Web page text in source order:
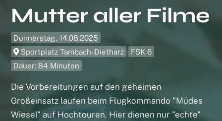
Mutter aller Filme
Donnerstag, 14.08.2025
Sportplatz Tambach-Dietharz
FSK 6
Dauer: 84 Minuten
Die Vorbereitungen auf den geheimen
Großeinsatz laufen beim Flugkommando "Müdes
Wiesel" auf Hochtouren. Hier dienen nur "echte"